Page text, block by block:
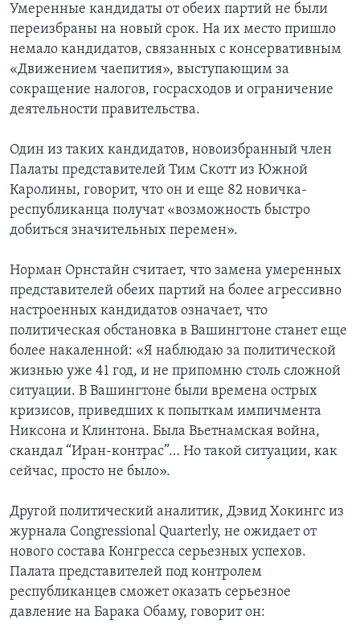
Умеренные кандидаты от обеих партий не были
переизбраны на новый срок. На их место пришло
немало кандидатов, связанных с консервативным
«Движением чаепития», выступающим за
сокращение налогов, госрасходов и ограничение
деятельности правительства.
Один из таких кандидатов, новоизбранный член
Палаты представителей Тим Скотт из Южной
Каролины, говорит, что он и еще 82 новичка-
республиканца получат «возможность быстро
добиться значительных перемен».
Норман Орнстайн считает, что замена умеренных
представителей обеих партий на более агрессивно
настроенных кандидатов означает, что
политическая обстановка в Вашингтоне станет еще
более накаленной: «Я наблюдаю за политической
жизнью уже 41 год, и не припомню столь сложной
ситуации. В Вашингтоне были времена острых
кризисов, приведших к попыткам импичмента
Никсона и Клинтона. Была Вьетнамская война,
скандал “Иран-контрас”… Но такой ситуации, как
сейчас, просто не было».
Другой политический аналитик, Дэвид Хокингс из
журнала Congressional Quarterly, не ожидает от
нового состава Конгресса серьезных успехов.
Палата представителей под контролем
республиканцев сможет оказать серьезное
давление на Барака Обаму, говорит он: